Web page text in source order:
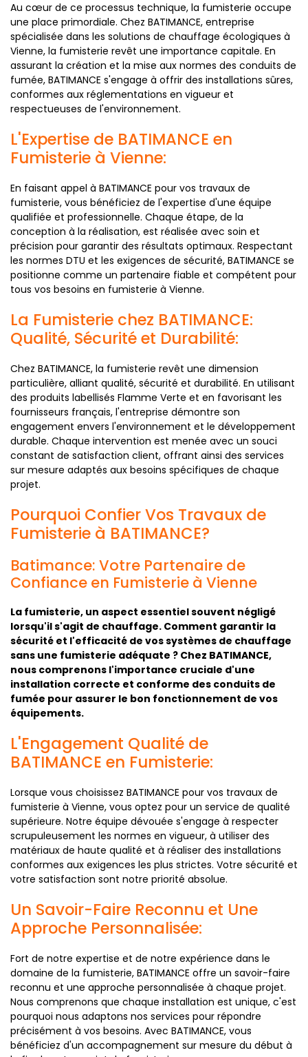
Au cœur de ce processus technique, la fumisterie occupe
une place primordiale. Chez BATIMANCE, entreprise
spécialisée dans les solutions de chauffage écologiques à
Vienne, la fumisterie revêt une importance capitale. En
assurant la création et la mise aux normes des conduits de
fumée, BATIMANCE s'engage à offrir des installations sûres,
conformes aux réglementations en vigueur et
respectueuses de l'environnement.
L'Expertise de BATIMANCE en
Fumisterie à Vienne:
En faisant appel à BATIMANCE pour vos travaux de
fumisterie, vous bénéficiez de l'expertise d'une équipe
qualifiée et professionnelle. Chaque étape, de la
conception à la réalisation, est réalisée avec soin et
précision pour garantir des résultats optimaux. Respectant
les normes DTU et les exigences de sécurité, BATIMANCE se
positionne comme un partenaire fiable et compétent pour
tous vos besoins en fumisterie à Vienne.
La Fumisterie chez BATIMANCE:
Qualité, Sécurité et Durabilité:
Chez BATIMANCE, la fumisterie revêt une dimension
particulière, alliant qualité, sécurité et durabilité. En utilisant
des produits labellisés Flamme Verte et en favorisant les
fournisseurs français, l'entreprise démontre son
engagement envers l'environnement et le développement
durable. Chaque intervention est menée avec un souci
constant de satisfaction client, offrant ainsi des services
sur mesure adaptés aux besoins spécifiques de chaque
projet.
Pourquoi Confier Vos Travaux de
Fumisterie à BATIMANCE?
Batimance: Votre Partenaire de
Confiance en Fumisterie à Vienne
La fumisterie, un aspect essentiel souvent négligé
lorsqu'il s'agit de chauffage. Comment garantir la
sécurité et l'efficacité de vos systèmes de chauffage
sans une fumisterie adéquate ? Chez BATIMANCE,
nous comprenons l'importance cruciale d'une
installation correcte et conforme des conduits de
fumée pour assurer le bon fonctionnement de vos
équipements.
L'Engagement Qualité de
BATIMANCE en Fumisterie:
Lorsque vous choisissez BATIMANCE pour vos travaux de
fumisterie à Vienne, vous optez pour un service de qualité
supérieure. Notre équipe dévouée s'engage à respecter
scrupuleusement les normes en vigueur, à utiliser des
matériaux de haute qualité et à réaliser des installations
conformes aux exigences les plus strictes. Votre sécurité et
votre satisfaction sont notre priorité absolue.
Un Savoir-Faire Reconnu et Une
Approche Personnalisée:
Fort de notre expertise et de notre expérience dans le
domaine de la fumisterie, BATIMANCE offre un savoir-faire
reconnu et une approche personnalisée à chaque projet.
Nous comprenons que chaque installation est unique, c'est
pourquoi nous adaptons nos services pour répondre
précisément à vos besoins. Avec BATIMANCE, vous
bénéficiez d'un accompagnement sur mesure du début à